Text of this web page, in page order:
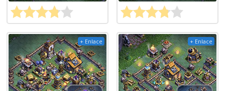
+ Enlace + Enlace